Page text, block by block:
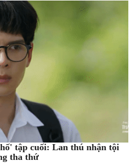
tập cuối: Lan thú nhận tội
tha thứ